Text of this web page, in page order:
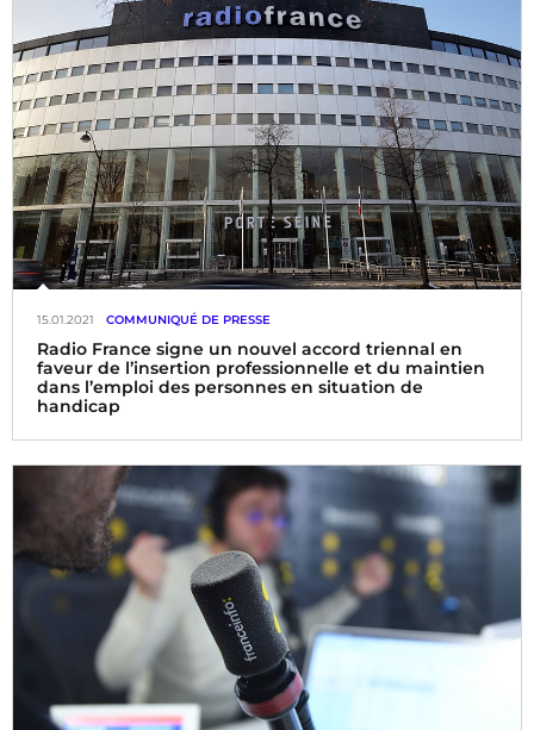
Radio France signe un nouvel accord triennal en
faveur de l’insertion professionnelle et du maintien
dans l’emploi des personnes en situation de
handicap
15.01.2021 COMMUNIQUÉ DE PRESSE